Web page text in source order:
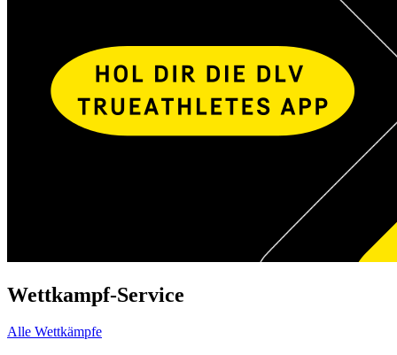
Wettkampf-Service
Alle Wettkämpfe